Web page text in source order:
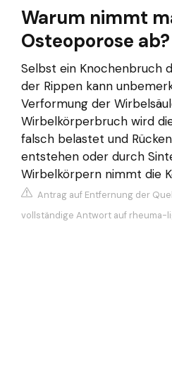
Warum nimmt
Osteoporose ab?
Selbst ein Knochenbruch
der Rippen kann
Verformung der
Wirbelkörperbruch wird
falsch belastet und
entstehen oder durch
Wirbelkörpern nimmt die
Antrag auf Entfernung der
vollständige Antwort auf rheuma-